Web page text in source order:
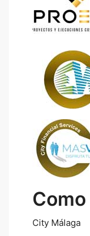
City Málaga